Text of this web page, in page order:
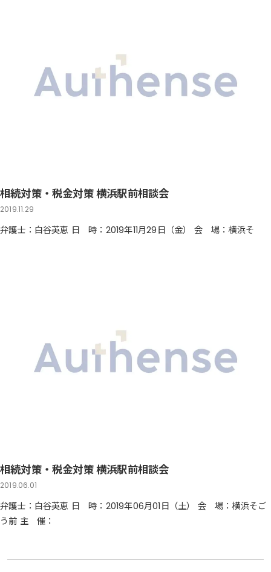
相続対策・税金対策 横浜駅前相談会
2019.11.29
弁護士：白谷英恵 日 時：2019年11月29日（金） 会 場：横浜そ
相続対策・税金対策 横浜駅前相談会
2019.06.01
弁護士：白谷英恵 日 時：2019年06月01日（土） 会 場：横浜そご
う前 主 催：